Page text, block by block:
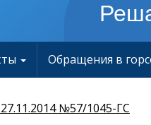
Обращения в
№57/1045-ГС